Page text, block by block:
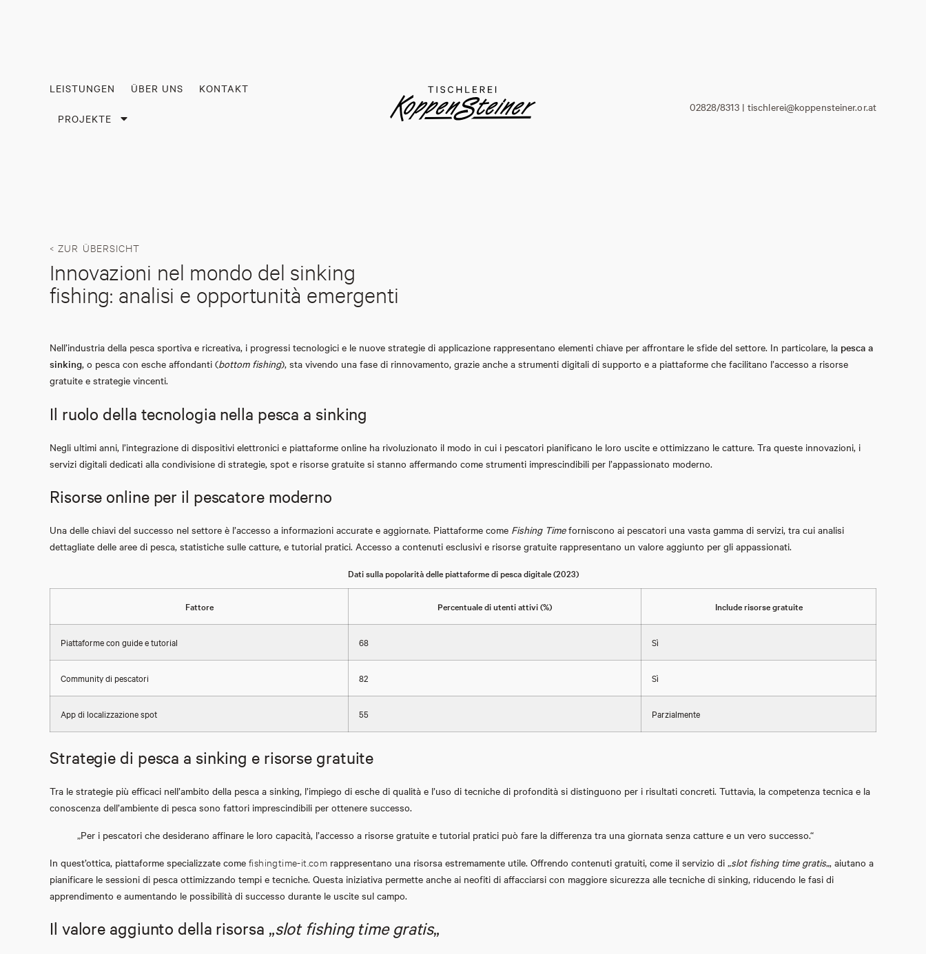
LEISTUNGEN ÜBER UNS KONTAKT
PROJEKTE
02828/8313 | tischlerei@koppensteiner.or.at
< ZUR ÜBERSICHT
Innovazioni nel mondo del sinking
fishing: analisi e opportunità emergenti
Nell’industria della pesca sportiva e ricreativa, i progressi tecnologici e le nuove strategie di applicazione rappresentano elementi chiave per affrontare le sfide del settore. In particolare, la pesca a
sinking, o pesca con esche affondanti (bottom fishing), sta vivendo una fase di rinnovamento, grazie anche a strumenti digitali di supporto e a piattaforme che facilitano l’accesso a risorse
gratuite e strategie vincenti.
Il ruolo della tecnologia nella pesca a sinking
Negli ultimi anni, l’integrazione di dispositivi elettronici e piattaforme online ha rivoluzionato il modo in cui i pescatori pianificano le loro uscite e ottimizzano le catture. Tra queste innovazioni, i
servizi digitali dedicati alla condivisione di strategie, spot e risorse gratuite si stanno affermando come strumenti imprescindibili per l’appassionato moderno.
Risorse online per il pescatore moderno
Una delle chiavi del successo nel settore è l’accesso a informazioni accurate e aggiornate. Piattaforme come Fishing Timeforniscono ai pescatori una vasta gamma di servizi, tra cui analisi
dettagliate delle aree di pesca, statistiche sulle catture, e tutorial pratici. Accesso a contenuti esclusivi e risorse gratuite rappresentano un valore aggiunto per gli appassionati.
Dati sulla popolarità delle piattaforme di pesca digitale (2023)
Fattore Percentuale di utenti attivi (%) Include risorse gratuite
Piattaforme con guide e tutorial 68 Sì
Community di pescatori 82 Sì
App di localizzazione spot 55 Parzialmente
Strategie di pesca a sinking e risorse gratuite
Tra le strategie più efficaci nell’ambito della pesca a sinking, l’impiego di esche di qualità e l’uso di tecniche di profondità si distinguono per i risultati concreti. Tuttavia, la competenza tecnica e la
conoscenza dell’ambiente di pesca sono fattori imprescindibili per ottenere successo.
„Per i pescatori che desiderano affinare le loro capacità, l’accesso a risorse gratuite e tutorial pratici può fare la differenza tra una giornata senza catture e un vero successo.“
In quest’ottica, piattaforme specializzate come fishingtime-it.com rappresentano una risorsa estremamente utile. Offrendo contenuti gratuiti, come il servizio di „slot fishing time gratis„, aiutano a
pianificare le sessioni di pesca ottimizzando tempi e tecniche. Questa iniziativa permette anche ai neofiti di affacciarsi con maggiore sicurezza alle tecniche di sinking, riducendo le fasi di
apprendimento e aumentando le possibilità di successo durante le uscite sul campo.
Il valore aggiunto della risorsa „slot fishing time gratis„